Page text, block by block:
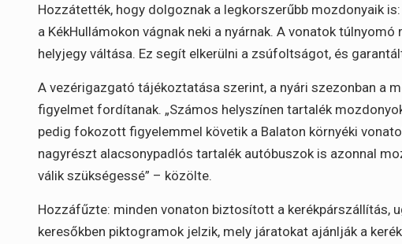
Hozzátették, hogy dolgoznak a legkorszerűbb mozdonyaik
a KékHullámokon vágnak neki a nyárnak. A vonatok
helyjegy váltása. Ez segít elkerülni a zsúfoltságot, és
A vezérigazgató tájékoztatása szerint, a nyári szezonban a
figyelmet fordítanak. „Számos helyszínen tartalék
pedig fokozott figyelemmel követik a Balaton környéki
nagyrészt alacsonypadlós tartalék autóbuszok is azonnal
válik szükségessé” – közölte.
Hozzáfűzte: minden vonaton biztosított a kerékpárszállítás,
keresőkben piktogramok jelzik, mely járatokat ajánlják a